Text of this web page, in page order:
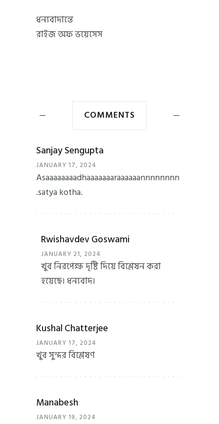
ধন্যবাদান্তে
রাইজ অফ ভয়েসেস
COMMENTS
Sanjay Sengupta
JANUARY 17, 2024
Asaaaaaaaadhaaaaaaaraaaaaannnnnnnn
.satya kotha.
Rwishavdev Goswami
JANUARY 21, 2024
খুব নিরপেক্ষ দৃষ্টি দিয়ে বিশ্লেষন করা
হয়েছে। ধন্যবাদ।
Kushal Chatterjee
JANUARY 17, 2024
খুব সুন্দর বিশ্লেষণ
Manabesh
JANUARY 19, 2024